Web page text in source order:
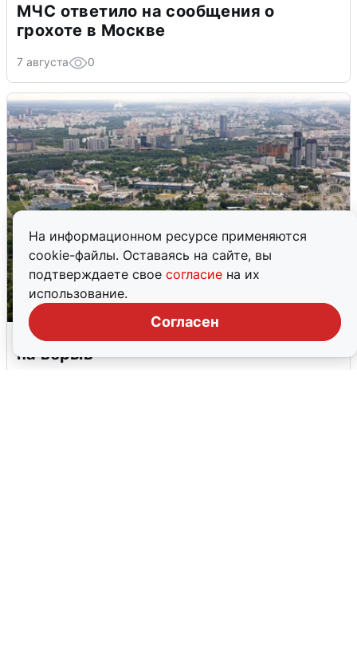
На информационном ресурсе применяются
cookie-файлы. Оставаясь на сайте, вы
подтверждаете свое согласие на их
использование.
Согласен
МЧС ответило на сообщения о
грохоте в Москве
7 августа 0
Москвичи услышали грохот, похожий
на взрыв